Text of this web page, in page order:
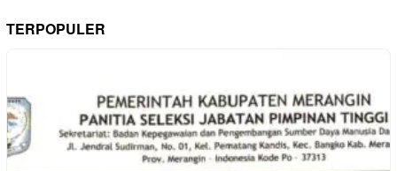
TERPOPULER